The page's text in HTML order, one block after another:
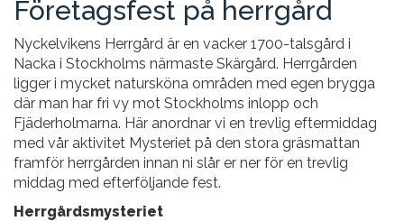
Företagsfest på herrgård
Nyckelvikens Herrgård är en vacker 1700-talsgård i
Nacka i Stockholms närmaste Skärgård. Herrgården
ligger i mycket natursköna områden med egen brygga
där man har fri vy mot Stockholms inlopp och
Fjäderholmarna. Här anordnar vi en trevlig eftermiddag
med vår aktivitet Mysteriet på den stora gräsmattan
framför herrgården innan ni slår er ner för en trevlig
middag med efterföljande fest.
Herrgårdsmysteriet